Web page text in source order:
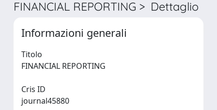
FINANCIAL REPORTING > Dettaglio
Informazioni generali
Titolo
Cris ID